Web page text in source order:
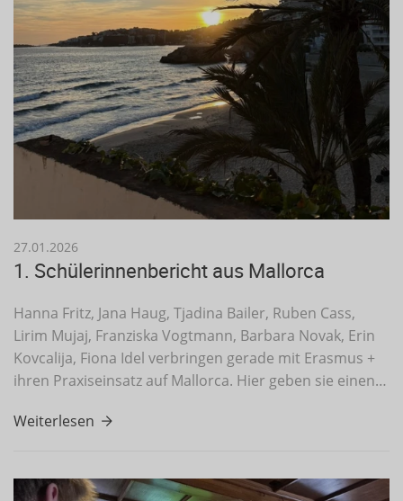
27.01.2026
1. Schülerinnenbericht aus Mallorca
Hanna Fritz, Jana Haug, Tjadina Bailer, Ruben Cass,
Lirim Mujaj, Franziska Vogtmann, Barbara Novak, Erin
Kovcalija, Fiona Idel verbringen gerade mit Erasmus +
ihren Praxiseinsatz auf Mallorca. Hier geben sie einen…
Weiterlesen